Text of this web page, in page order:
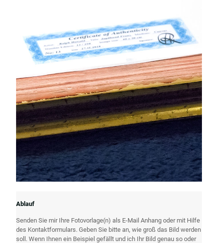
Ablauf
Senden Sie mir Ihre Fotovorlage(n) als E-Mail Anhang oder mit Hilfe
des Kontaktformulars. Geben Sie bitte an, wie groß das Bild werden
soll. Wenn Ihnen ein Beispiel gefällt und ich Ihr Bild genau so oder